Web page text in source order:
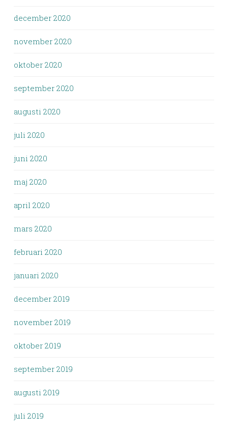
december 2020
november 2020
oktober 2020
september 2020
augusti 2020
juli 2020
juni 2020
maj 2020
april 2020
mars 2020
februari 2020
januari 2020
december 2019
november 2019
oktober 2019
september 2019
augusti 2019
juli 2019